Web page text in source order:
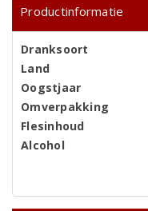
Productinformatie
Dranksoort
Land
Oogstjaar
Omverpakking
Flesinhoud
Alcohol